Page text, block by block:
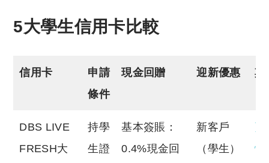
5大學生信用卡比較
信用卡
申請
條件
現金回贈 迎新優惠 其
DBS LIVE
FRESH大
持學
生證
基本簽賬：
0.4%現金回
新客戶
（學生）
更
情